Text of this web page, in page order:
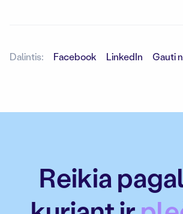
Dalintis: Facebook LinkedIn Gauti
Reikia